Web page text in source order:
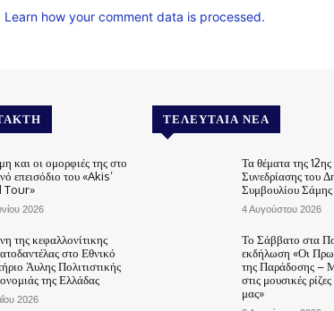
Learn how your comment data is processed.
και οι ομορφιές της στο
επεισόδιο του «Akis’
Tour»
2026
της κεφαλλονίτικης
στο Εθνικό
Άυλης Πολιτιστικής
της Ελλάδας
2026
ΤΕΛΕΥΤΑΊΑ ΝΈΑ
Τα θέματα της
Συνεδρίασης του
Συμβουλίου Σάμης
4 Αυγούστου 2026
Το Σάββατο στα
εκδήλωση «Οι
της Παράδοσης –
στις μουσικές
μας»